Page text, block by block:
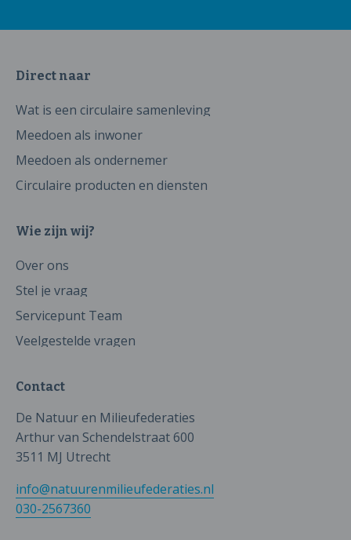
Direct naar
Wat is een circulaire samenleving
Meedoen als inwoner
Meedoen als ondernemer
Circulaire producten en diensten
Wie zijn wij?
Over ons
Stel je vraag
Servicepunt Team
Veelgestelde vragen
Contact
De Natuur en Milieufederaties
Arthur van Schendelstraat 600
3511 MJ Utrecht
info@natuurenmilieufederaties.nl
030-2567360